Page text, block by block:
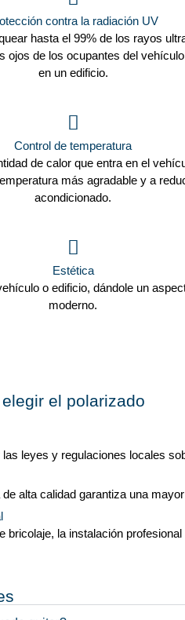
contra la radiación UV
hasta el 99% de los rayos
ojos de los ocupantes del
en un edificio.
Control de temperatura
de calor que entra en el
más agradable y a
acondicionado.
Estética
o edificio, dándole un
moderno.
el polarizado
leyes y regulaciones locales
alta calidad garantiza una
bricolaje, la instalación